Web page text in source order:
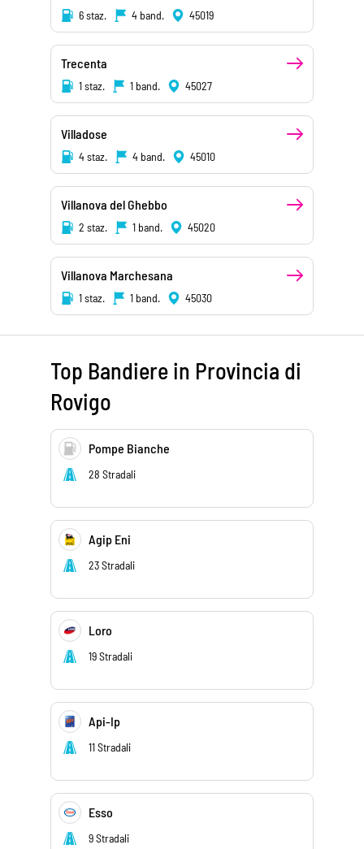
6 staz. 4 band. 45019
Trecenta
1 staz. 1 band. 45027
Villadose
4 staz. 4 band. 45010
Villanova del Ghebbo
2 staz. 1 band. 45020
Villanova Marchesana
1 staz. 1 band. 45030
Top Bandiere in Provincia di
Rovigo
Pompe Bianche
28 Stradali
Agip Eni
23 Stradali
Loro
19 Stradali
Api-Ip
11 Stradali
Esso
9 Stradali